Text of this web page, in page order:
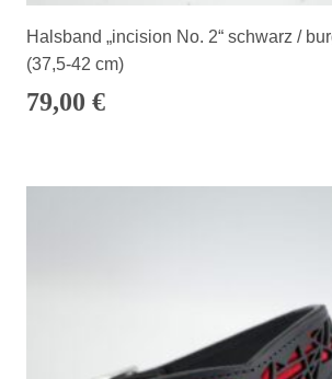
Halsband „incision No. 2“ schwarz /
(37,5-42 cm)
79,00 €